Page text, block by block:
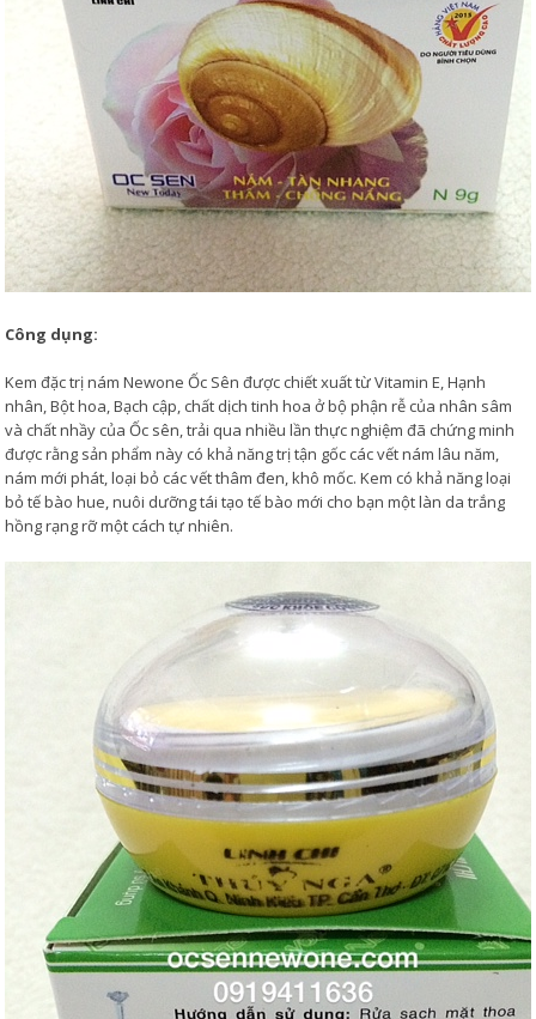
Công dụng:
Kem đặc trị nám Newone Ốc Sên được chiết xuất từ Vitamin E, Hạnh
nhân, Bột hoa, Bạch cập, chất dịch tinh hoa ở bộ phận rễ của nhân sâm
và chất nhầy của Ốc sên, trải qua nhiều lần thực nghiệm đã chứng minh
được rằng sản phẩm này có khả năng trị tận gốc các vết nám lâu năm,
nám mới phát, loại bỏ các vết thâm đen, khô mốc. Kem có khả năng loại
bỏ tế bào hue, nuôi dưỡng tái tạo tế bào mới cho bạn một làn da trắng
hồng rạng rỡ một cách tự nhiên.